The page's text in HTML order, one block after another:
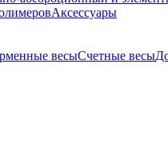
Аксессуары
весыСчетные весы